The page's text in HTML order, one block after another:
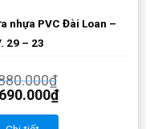
nhựa PVC Đài Loan –
29 – 23
₫
₫